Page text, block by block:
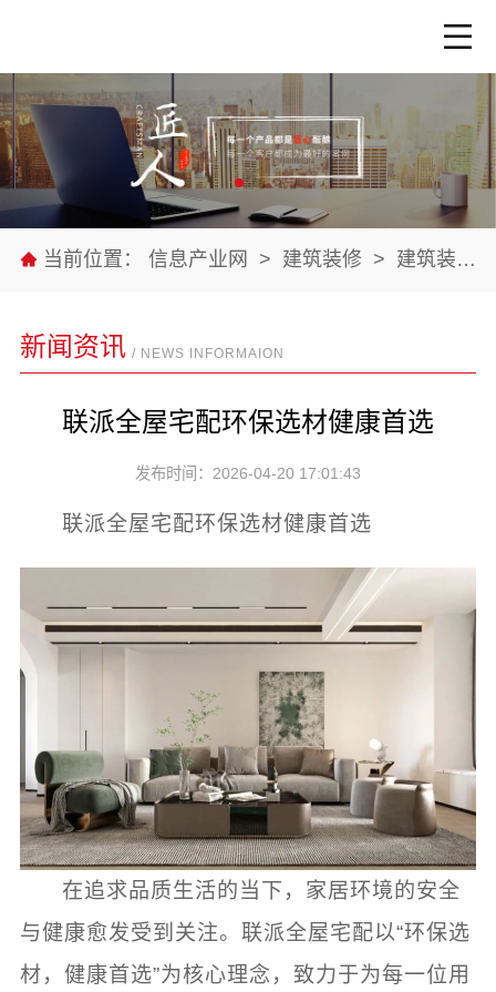
当前位置： 信息产业网 > 建筑装修 > 建筑装修材料
新闻资讯 / NEWS INFORMAION
联派全屋宅配环保选材健康首选
发布时间：2026-04-20 17:01:43
联派全屋宅配环保选材健康首选
在追求品质生活的当下，家居环境的安全
与健康愈发受到关注。联派全屋宅配以“环保选
材，健康首选”为核心理念，致力于为每一位用